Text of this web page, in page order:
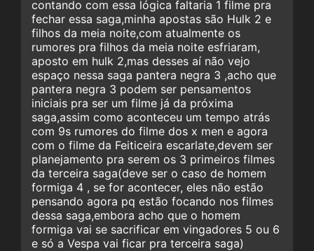
contando com essa lógica faltaria 1 filme pra
fechar essa saga,minha apostas são Hulk 2 e
filhos da meia noite,com atualmente os
rumores pra filhos da meia noite esfriaram,
aposto em hulk 2,mas desses aí não vejo
espaço nessa saga pantera negra 3 ,acho que
pantera negra 3 podem ser pensamentos
iniciais pra ser um filme já da próxima
saga,assim como aconteceu um tempo atrás
com 9s rumores do filme dos x men e agora
com o filme da Feiticeira escarlate,devem ser
planejamento pra serem os 3 primeiros filmes
da terceira saga(deve ser o caso de homem
formiga 4 , se for acontecer, eles não estão
pensando agora pq estão focando nos filmes
dessa saga,embora acho que o homem
formiga vai se sacrificar em vingadores 5 ou 6
e só a Vespa vai ficar pra terceira saga)